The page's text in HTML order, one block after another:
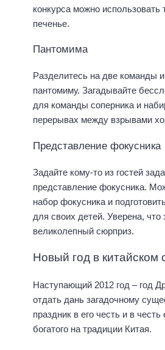
конкурса можно
печенье.
Пантомима
Разделитесь на две команды
пантомиму. Загадывайте
для команды соперника и
перерывах между взрывами
Представление фокусника
Задайте кому-то из гостей
представление фокусника.
набор фокусника и
для своих детей. Уверена, что
великолепный сюрприз.
Новый год в китайском
Наступающий 2012 год – год
отдать дань загадочному
праздник в его честь и в
богатого на традиции Китая.